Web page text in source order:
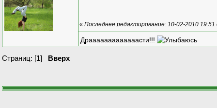
« Последнее редактирование: 10-02-2010
Драаааааааааааасти!!!
Страниц: [1] Вверх